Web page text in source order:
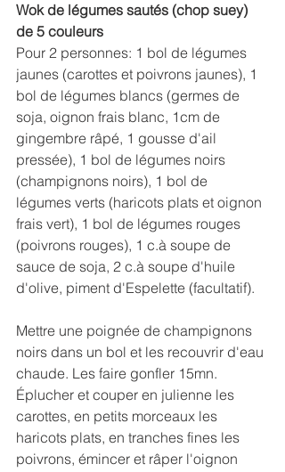
Wok de légumes sautés (chop suey)
de 5 couleurs
Pour 2 personnes: 1 bol de légumes
jaunes (carottes et poivrons jaunes), 1
bol de légumes blancs (germes de
soja, oignon frais blanc, 1cm de
gingembre râpé, 1 gousse d'ail
pressée), 1 bol de légumes noirs
(champignons noirs), 1 bol de
légumes verts (haricots plats et oignon
frais vert), 1 bol de légumes rouges
(poivrons rouges), 1 c.à soupe de
sauce de soja, 2 c.à soupe d'huile
d'olive, piment d'Espelette (facultatif).
Mettre une poignée de champignons
noirs dans un bol et les recouvrir d'eau
chaude. Les faire gonfler 15mn.
Éplucher et couper en julienne les
carottes, en petits morceaux les
haricots plats, en tranches fines les
poivrons, émincer et râper l'oignon